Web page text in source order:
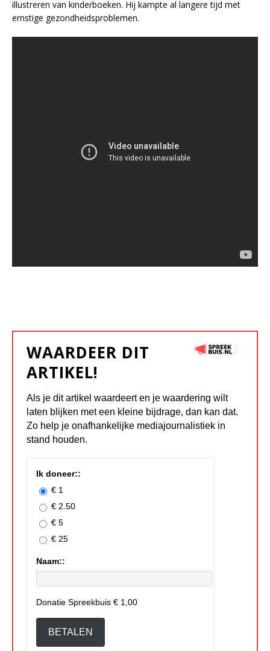
illustreren van kinderboeken. Hij kampte al langere tijd met
ernstige gezondheidsproblemen.
WAARDEER DIT
ARTIKEL!
Als je dit artikel waardeert en je waardering wilt
laten blijken met een kleine bijdrage, dan kan dat.
Zo help je onafhankelijke mediajournalistiek in
stand houden.
Ik doneer::
€ 1
€ 2.50
€ 5
€ 25
Naam::
Donatie Spreekbuis € 1,00
BETALEN